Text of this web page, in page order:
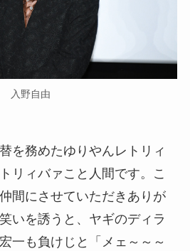
入野自由
を務めたゆりやんレトリィ
リィバァこと人間です。こ
間にさせていただきありが
いを誘うと、ヤギのディラ
一も負けじと「メェ～～～